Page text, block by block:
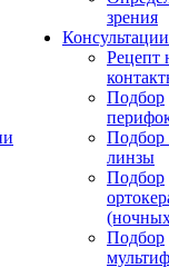
зрения
Рецепт
Подбор
Подбор
линзы
Подбор
Подбор